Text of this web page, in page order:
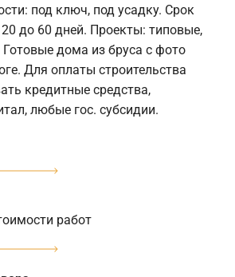
под ключ, под усадку. Срок
20 до 60 дней. Проекты: типовые,
дома из бруса с фото
Для оплаты строительства
кредитные средства,
любые гос. субсидии.
работ